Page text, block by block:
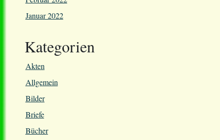
Januar 2022
Kategorien
Akten
Allgemein
Bilder
Briefe
Bücher